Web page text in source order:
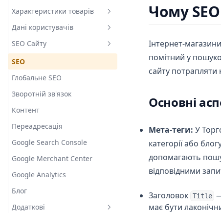
Опис товару
Модель товару
Товарні групи
Розділ синхронізації
Синхронізація
Про синхронізацію
Синхронізація з ТОМ
Файл синхронізації
Вимоги до даних
Категорії
Товари
Пошук
Характеристики товарів
Усі характеристики
Фільтри
Дані користувачів
Замовлення
Клієнти
SEO Сайту
SEO
Глобальне SEO
Зворотній зв'язок
Контент
Переадресація
Google Search Console
Google Merchant Center
Google Analytics
Блог
Додаткові
Чому
Інтернет-
помітний у
сайту потрапляти
Основні
Мета-теги: У
категорії або
допомагають
відповідними
Заголовок Title
має бути